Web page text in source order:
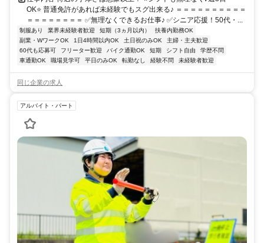
OK⭐ 普通免許があれば未経験でもスグ出来る♪ ＝＝＝＝＝＝＝＝＝＝
＝＝＝＝＝＝＝＝ ✅無理なくできるお仕事♪ ✅シニア応援！50代・...
制服あり 業界未経験者歓迎 短期（3ヵ月以内）
扶養内勤務OK
副業・WワークOK
1日4時間以内OK 土日祝のみOK
主婦・主夫歓迎
60代も応募可
フリーター歓迎 バイク通勤OK 短期 シフト自由
学歴不問
車通勤OK
職場見学可 平日のみOK 転勤なし 経験不問 未経験者歓迎
同じ企業の求人
アルバイト・パート